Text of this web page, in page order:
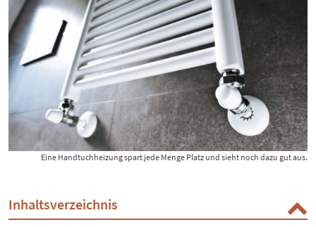
Eine Handtuchheizung spart jede Menge Platz und sieht noch dazu gut aus.
Inhaltsverzeichnis